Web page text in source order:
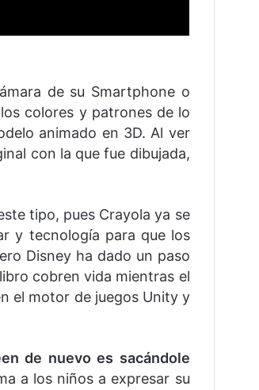
de su Smartphone o
colores y patrones de lo
animado en 3D. Al ver
con la que fue dibujada,
tipo, pues Crayola ya se
y tecnología para que los
Disney ha dado un paso
cobren vida mientras el
el motor de juegos Unity y
de nuevo es sacándole
a los niños a expresar su